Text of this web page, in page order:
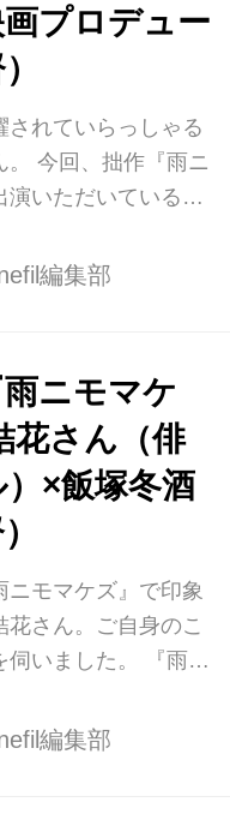
プロデュー
されていらっしゃる
。 今回、拙作『雨ニ
演いただいているほ
・ブラックナイト映
まいりました。 キ
れて上京し俳優に
俳優になるきっか
」 中野「僕、長野
ですけど、高校生
し』というドラマを
て、とても身近に感
役者さんがとても
」 飯塚「キラキラ
編集部
ニモマケ
花さん（俳
×飯塚冬酒
ニモマケズ』で印象
花さん。ご自身のこ
伺いました。 『雨ニ
した感想をお聞かせ
編集部